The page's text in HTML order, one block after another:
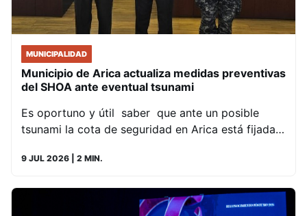
MUNICIPALIDAD
Municipio de Arica actualiza medidas preventivas
del SHOA ante eventual tsunami
Es oportuno y útil saber que ante un posible
tsunami la cota de seguridad en Arica está fijada…
9 JUL 2026 | 2 MIN.